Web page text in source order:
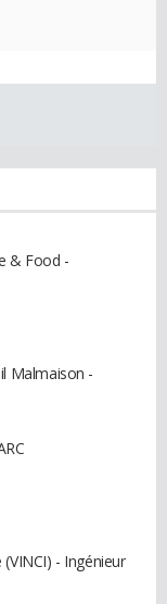
& Food -
Malmaison -
- Ingénieur